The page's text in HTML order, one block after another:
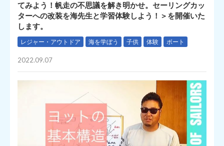
てみよう！帆走の不思議を解き明かせ。セーリングカッ
ターへの改装を海先生と学習体験しよう！＞を開催いた
します。
レジャー・アウトドア 海を学ぼう 子供 体験 ボート
2022.09.07